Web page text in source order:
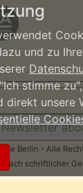
Newsletter
Berlin - Alle
nach schriftlicher
und zu
stimme
direkt unsere